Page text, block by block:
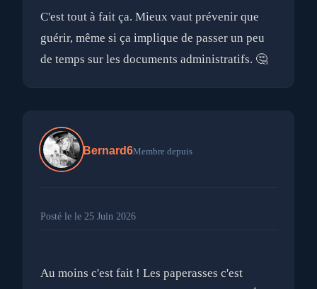
C'est tout à fait ça. Mieux vaut prévenir que
guérir, même si ça implique de passer un peu
Bernard6Membre depuis
Posté le le 25 Juin 2026
Au moins c'est fait ! Les paperasses c'est